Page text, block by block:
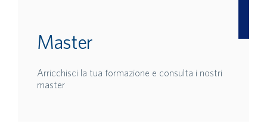
Master
Arricchisci la tua formazione e consulta i nostri
master